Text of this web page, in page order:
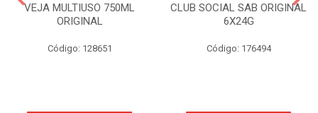
VEJA MULTIUSO 750ML
ORIGINAL
Código: 128651
CLUB SOCIAL SAB ORIGINAL
6X24G
Código: 176494